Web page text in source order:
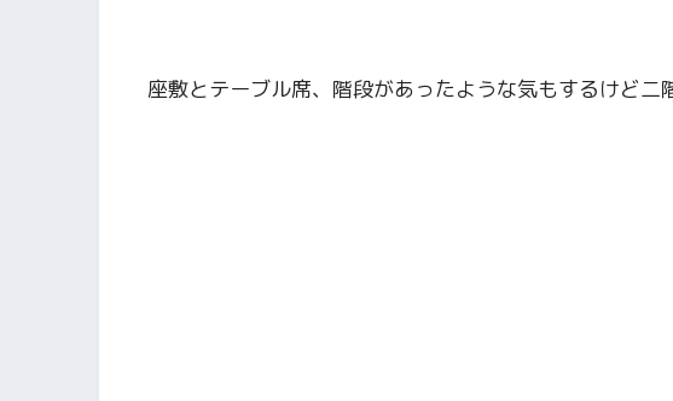
座敷とテーブル席、階段があったような気もするけど二